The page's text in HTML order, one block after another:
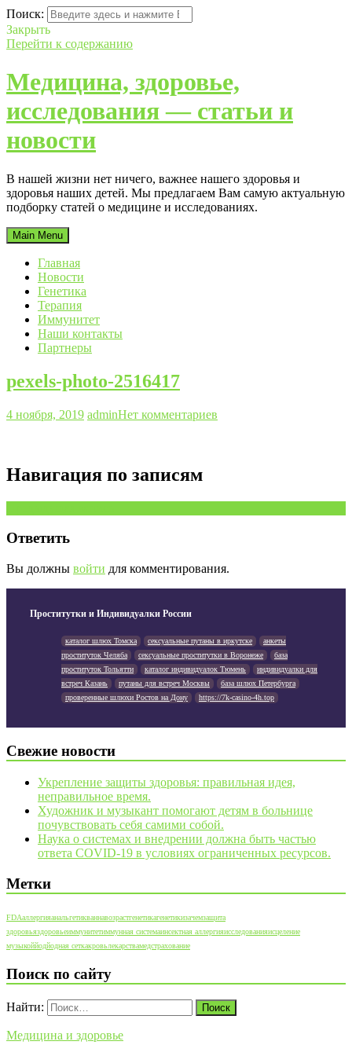
Поиск:
Закрыть
Перейти к содержанию
Медицина, здоровье,
исследования — статьи и
новости
В нашей жизни нет ничего, важнее нашего здоровья и
здоровья наших детей. Мы предлагаем Вам самую актуальную
подборку статей о медицине и исследованиях.
Main Menu
Главная
Новости
Генетика
Терапия
Иммунитет
Наши контакты
Партнеры
pexels-photo-2516417
4 ноября, 2019 adminНет комментариев
Навигация по записям
Ответить
Вы должны войти для комментирования.
Проститутки и Индивидуалки России
каталог шлюх Томска сексуальные путаны в иркутске
анкеты
проституток Челяба
сексуальные проститутки в Воронеже
база
проституток Тольятти
каталог индивидуалок Тюмень
индивидуалки для
встреч Казань
путаны для встреч Москвы
база шлюх Петербурга
проверенные шлюхи Ростов на Дону
https://7k-casino-4h.top
Свежие новости
Укрепление защиты здоровья: правильная идея,
неправильное время.
Художник и музыкант помогают детям в больнице
почувствовать себя самими собой.
Наука о системах и внедрении должна быть частью
ответа COVID-19 в условиях ограниченных ресурсов.
Метки
FDAаллергияанальгетикваннавозрастгенетикагенетикизачемзащита
здоровьяздоровьеиммунитетиммунная системаинсектная аллергияисследованияисцеление
музыкоййодйодная сеткакровьлекарствамедстрахование
Поиск по сайту
Найти:
Медицина и здоровье